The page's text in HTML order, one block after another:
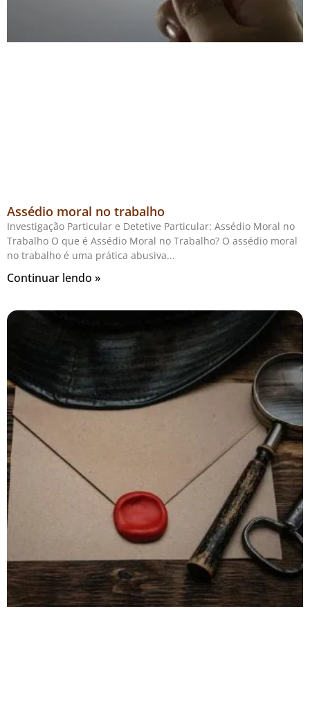
Assédio moral no trabalho
Investigação Particular e Detetive Particular: Assédio Moral no
Trabalho O que é Assédio Moral no Trabalho? O assédio moral
no trabalho é uma prática abusiva
Continuar lendo »